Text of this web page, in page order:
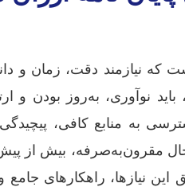
که نیازمند دقت، زمان و
نوآوری، به‌روز بودن و
به منابع کافی،
مقرون‌به‌صرفه، بیش از
نیازها، راهکارهای جامع